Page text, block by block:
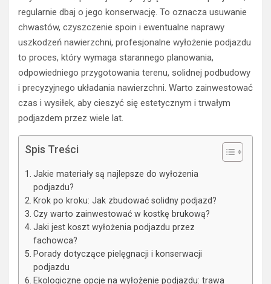
regularnie dbaj o jego konserwację. To oznacza usuwanie
chwastów, czyszczenie spoin i ewentualne naprawy
uszkodzeń nawierzchni, profesjonalne wyłożenie podjazdu
to proces, który wymaga starannego planowania,
odpowiedniego przygotowania terenu, solidnej podbudowy
i precyzyjnego układania nawierzchni. Warto zainwestować
czas i wysiłek, aby cieszyć się estetycznym i trwałym
podjazdem przez wiele lat.
Spis Treści
Jakie materiały są najlepsze do wyłożenia
podjazdu?
Krok po kroku: Jak zbudować solidny podjazd?
Czy warto zainwestować w kostkę brukową?
Jaki jest koszt wyłożenia podjazdu przez
fachowca?
Porady dotyczące pielęgnacji i konserwacji
podjazdu
Ekologiczne opcje na wyłożenie podjazdu: trawa